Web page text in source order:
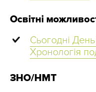
Освітні
Сьогодні
Хронологія
ЗНО/НМТ